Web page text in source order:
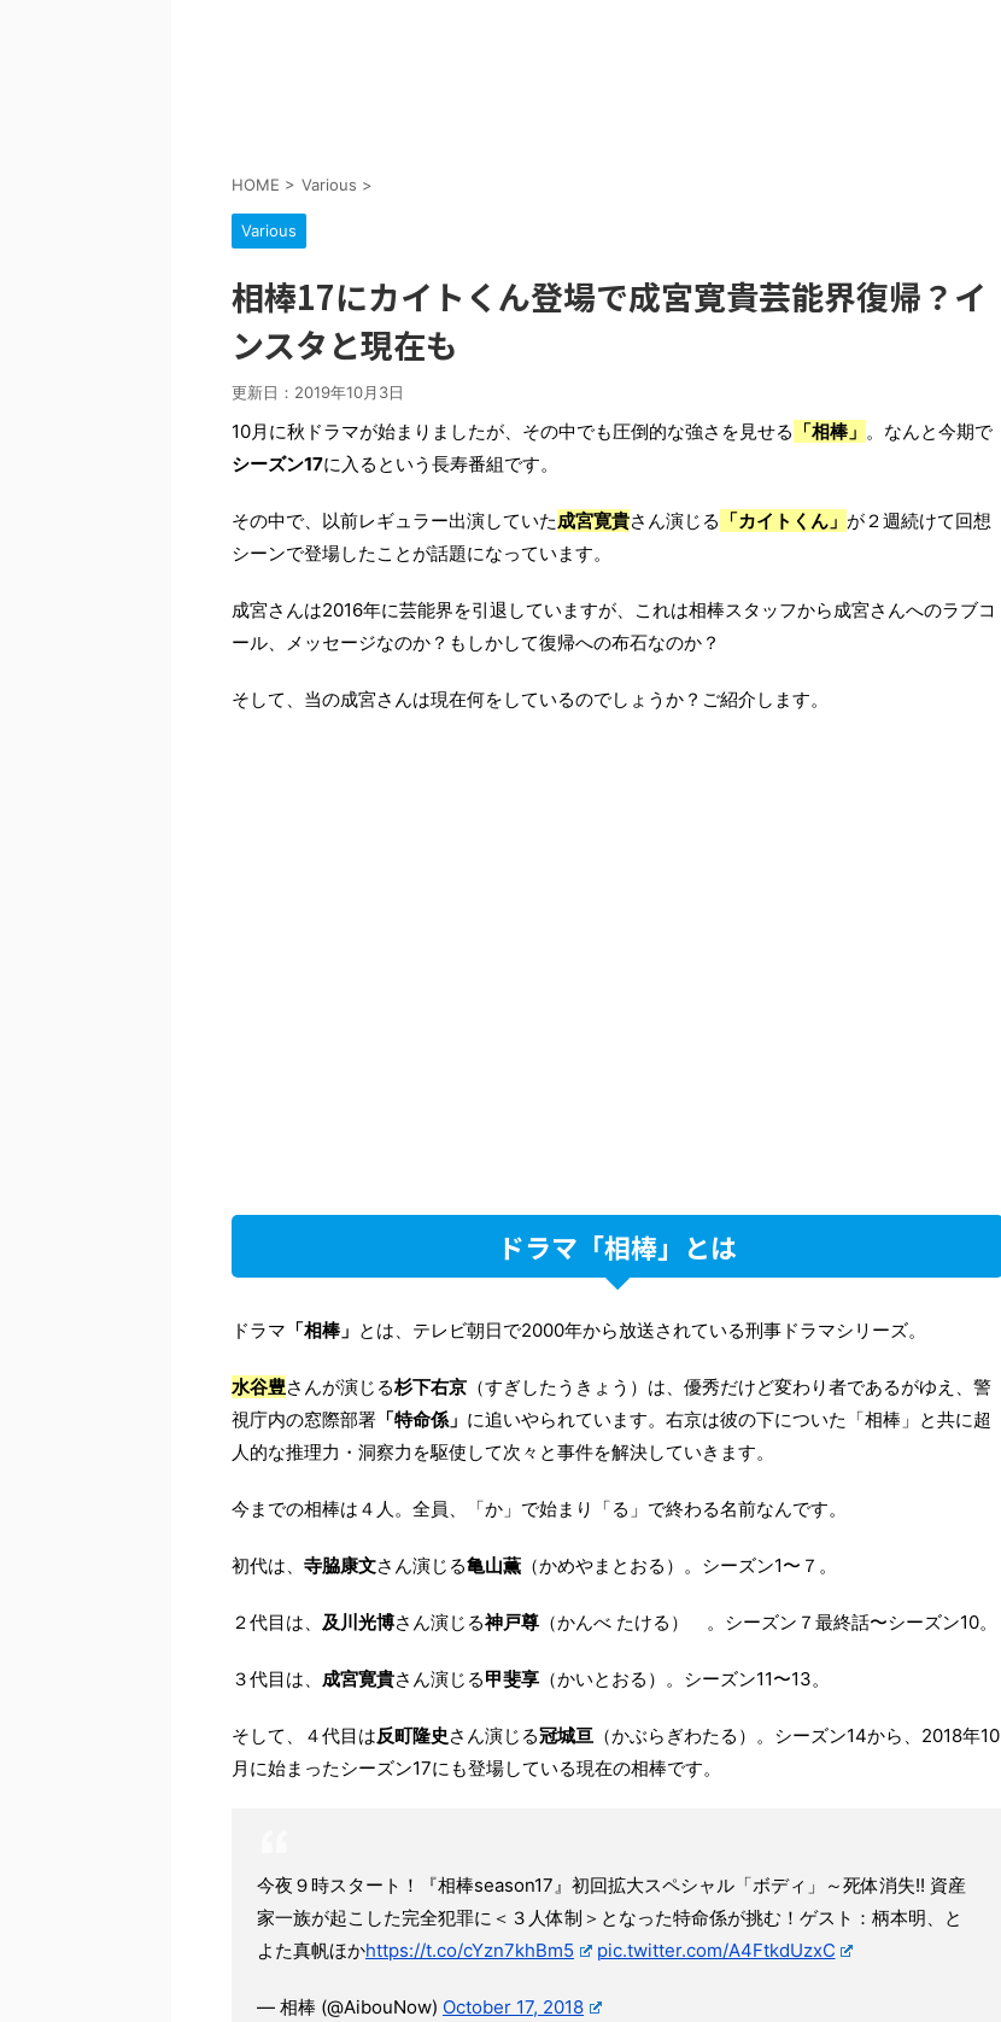
HOME > Various >
Various
相棒17にカイトくん登場で成宮寛貴芸能界復帰？イ
ンスタと現在も
更新日： 2019年10月3日
10月に秋ドラマが始まりましたが、その中でも圧倒的な強さを見せる 「相棒」 。なんと今期で
シーズン17に入るという長寿番組です。
その中で、以前レギュラー出演していた成宮寛貴さん演じる 「カイトくん」 が２週続けて回想
シーンで登場したことが話題になっています。
成宮さんは2016年に芸能界を引退していますが、これは相棒スタッフから成宮さんへのラブコ
ール、メッセージなのか？もしかして復帰への布石なのか？
そして、当の成宮さんは現在何をしているのでしょうか？ご紹介します。
ドラマ「相棒」とは
ドラマ 「相棒」 とは、テレビ朝日で2000年から放送されている刑事ドラマシリーズ。
水谷豊さんが演じる杉下右京 （すぎしたうきょう）は、優秀だけど変わり者であるがゆえ、警
視庁内の窓際部署 「特命係」 に追いやられています。右京は彼の下についた「相棒」と共に超
人的な推理力・洞察力を駆使して次々と事件を解決していきます。
今までの相棒は４人。全員、「か」で始まり「る」で終わる名前なんです。
初代は、 寺脇康文さん演じる亀山薫 （かめやまとおる）。シーズン1〜７。
２代目は、 及川光博さん演じる神戸尊 （かんべ たける） 。シーズン７最終話〜シーズン10。
３代目は、 成宮寛貴さん演じる甲斐享 （かいとおる）。シーズン11〜13。
そして、４代目は反町隆史さん演じる冠城亘 （かぶらぎわたる）。シーズン14から、2018年10
月に始まったシーズン17にも登場している現在の相棒です。
今夜９時スタート！『相棒season17』初回拡大スペシャル「ボディ」～死体消失!! 資産
家一族が起こした完全犯罪に＜３人体制＞となった特命係が挑む！ゲスト：柄本明、と
よた真帆ほかhttps://t.co/cYzn7khBm5 pic.twitter.com/A4FtkdUzxC
— 相棒 (@AibouNow) October 17, 2018